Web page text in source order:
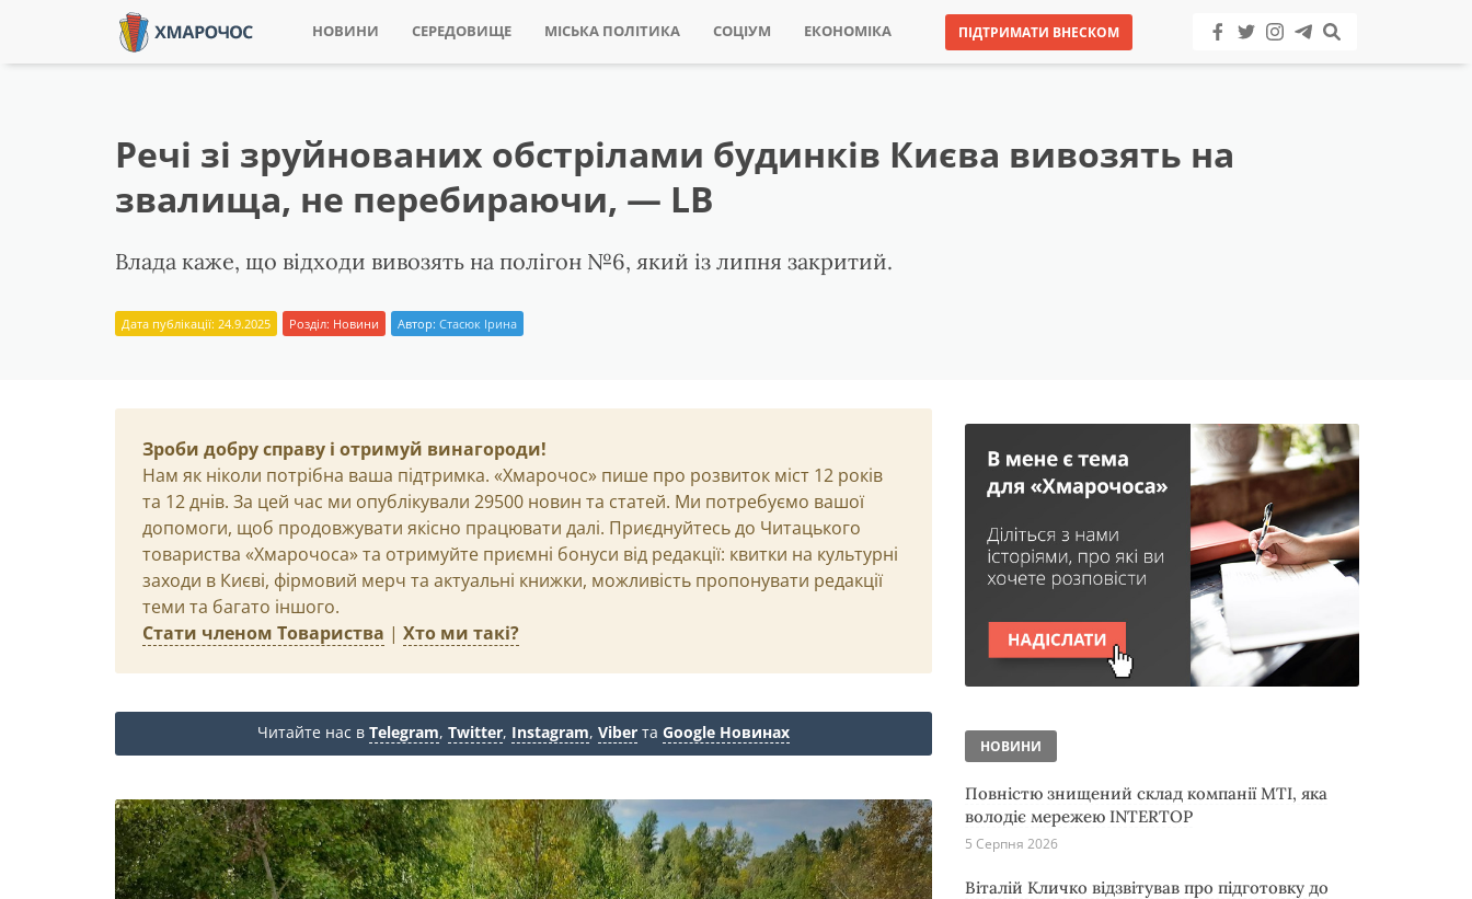
НОВИНИ СЕРЕДОВИЩЕ МІСЬКА ПОЛІТИКА СОЦІУМ ЕКОНОМІКА ПІДТРИМАТИ ВНЕСКОМ
Речі зі зруйнованих обстрілами будинків Києва вивозять на
звалища, не перебираючи, — LB
Влада каже, що відходи вивозять на полігон №6, який із липня закритий.
Дата публікації: 24.9.2025 Розділ: Новини Автор: Стасюк Ірина
Зроби добру справу і отримуй винагороди!
Нам як ніколи потрібна ваша підтримка. «Хмарочос» пише про розвиток міст 12 років
та 12 днів. За цей час ми опублікували 29500 новин та статей. Ми потребуємо вашої
допомоги, щоб продовжувати якісно працювати далі. Приєднуйтесь до Читацького
товариства «Хмарочоса» та отримуйте приємні бонуси від редакції: квитки на культурні
заходи в Києві, фірмовий мерч та актуальні книжки, можливість пропонувати редакції
теми та багато іншого.
Стати членом Товариства | Хто ми такі?
Читайте нас в Telegram, Twitter, Instagram, Viber та Google Новинах
НОВИНИ
Повністю знищений склад компанії MTI, яка
володіє мережею INTERTOP
5 Серпня 2026
Віталій Кличко відзвітував про підготовку до